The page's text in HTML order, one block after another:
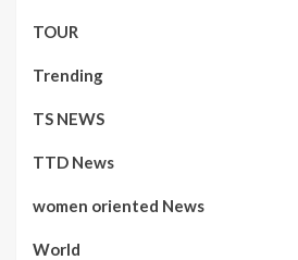
TOUR
Trending
TS NEWS
TTD News
women oriented News
World